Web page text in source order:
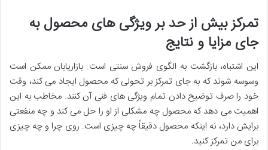
تمرکز بیش از حد بر ویژگی های محصول به
جای مزایا و نتایج
این اشتباه، بازگشت به الگوی فروش سنتی است. بازاریابان ممکن است
وسوسه شوند که به جای تمرکز بر تحولی که محصول ایجاد می کند، وقت
خود را صرف توضیح دادن تمام ویژگی های فنی آن کنند. مخاطب به این
اهمیت می دهد که محصول چه مشکلی از او را حل می کند و چه منفعتی
برایش دارد، نه اینکه محصول دقیقاً چه چیزی است. روی چرا و چه چیزی
برای من تمرکز کنید.